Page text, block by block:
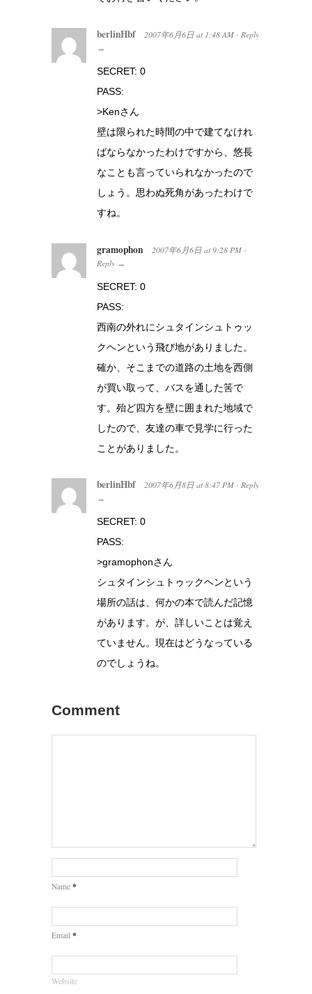
berlinHbf 2007年6月6日 at 1:48 AM · Reply
→
SECRET: 0
PASS:
>Kenさん
壁は限られた時間の中で建てなけれ
ばならなかったわけですから、悠長
なことも言っていられなかったので
しょう。思わぬ死角があったわけで
すね。
gramophon 2007年6月6日 at 9:28 PM ·
Reply →
SECRET: 0
PASS:
西南の外れにシュタインシュトゥッ
クヘンという飛び地がありました。
確か、そこまでの道路の土地を西側
が買い取って、バスを通した筈で
す。殆ど四方を壁に囲まれた地域で
したので、友達の車で見学に行った
ことがありました。
berlinHbf 2007年6月8日 at 8:47 PM · Reply
→
SECRET: 0
PASS:
>gramophonさん
シュタインシュトゥックヘンという
場所の話は、何かの本で読んだ記憶
があります。が、詳しいことは覚え
ていません。現在はどうなっている
のでしょうね。
Comment
Name *
Email *
Website